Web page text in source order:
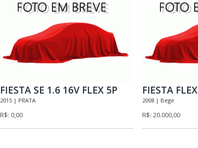
FIESTA SE 1.6 16V FLEX 5P
2015 | PRATA
R$: 0,00
FIESTA FLEX
2008 | Bege
R$: 20.000,00